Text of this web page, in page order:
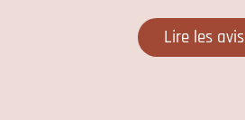
Lire les avis